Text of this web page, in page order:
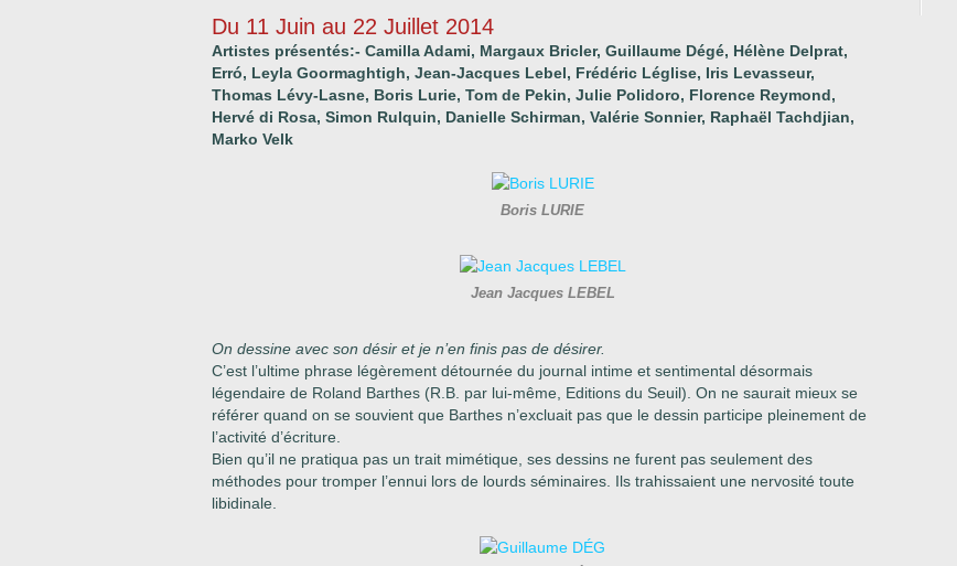
Du 11 Juin au 22 Juillet 2014
Artistes présentés:- Camilla Adami, Margaux Bricler, Guillaume Dégé, Hélène Delprat,
Erró, Leyla Goormaghtigh, Jean-Jacques Lebel, Frédéric Léglise, Iris Levasseur,
Thomas Lévy-Lasne, Boris Lurie, Tom de Pekin, Julie Polidoro, Florence Reymond,
Hervé di Rosa, Simon Rulquin, Danielle Schirman, Valérie Sonnier, Raphaël Tachdjian,
Marko Velk
Boris LURIE
Jean Jacques LEBEL
On dessine avec son désir et je n’en finis pas de désirer.
C’est l’ultime phrase légèrement détournée du journal intime et sentimental désormais
légendaire de Roland Barthes (R.B. par lui-même, Editions du Seuil). On ne saurait mieux se
référer quand on se souvient que Barthes n’excluait pas que le dessin participe pleinement de
l’activité d’écriture.
Bien qu’il ne pratiqua pas un trait mimétique, ses dessins ne furent pas seulement des
méthodes pour tromper l’ennui lors de lourds séminaires. Ils trahissaient une nervosité toute
libidinale.